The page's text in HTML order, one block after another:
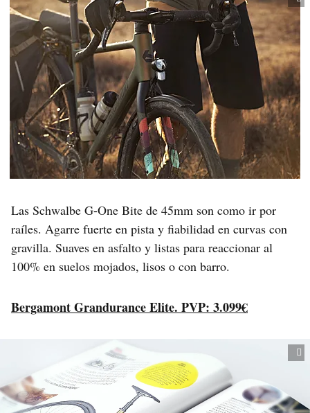
Las Schwalbe G-One Bite de 45mm son como ir por
raíles. Agarre fuerte en pista y fiabilidad en curvas con
gravilla. Suaves en asfalto y listas para reaccionar al
100% en suelos mojados, lisos o con barro.
Bergamont Grandurance Elite. PVP: 3.099€